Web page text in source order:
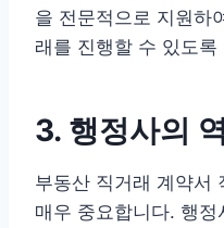
을 전문적으로 지원하
래를 진행할 수 있도록
3. 행정사의
부동산 직거래 계약서
매우 중요합니다. 행